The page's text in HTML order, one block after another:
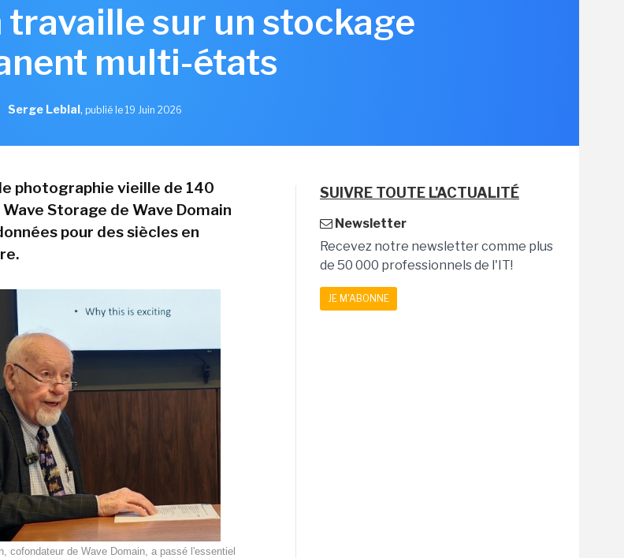
travaille sur un stockage
multi-états
Serge Leblal, publié le 19 Juin 2026
photographie vieille de 140
Storage de Wave Domain
pour des siècles en
cofondateur de Wave Domain, a passé l'essentiel
SUIVRE TOUTE L'ACTUALITÉ
Newsletter
Recevez notre newsletter comme plus
de 50 000 professionnels de l'IT!
JE M'ABONNE